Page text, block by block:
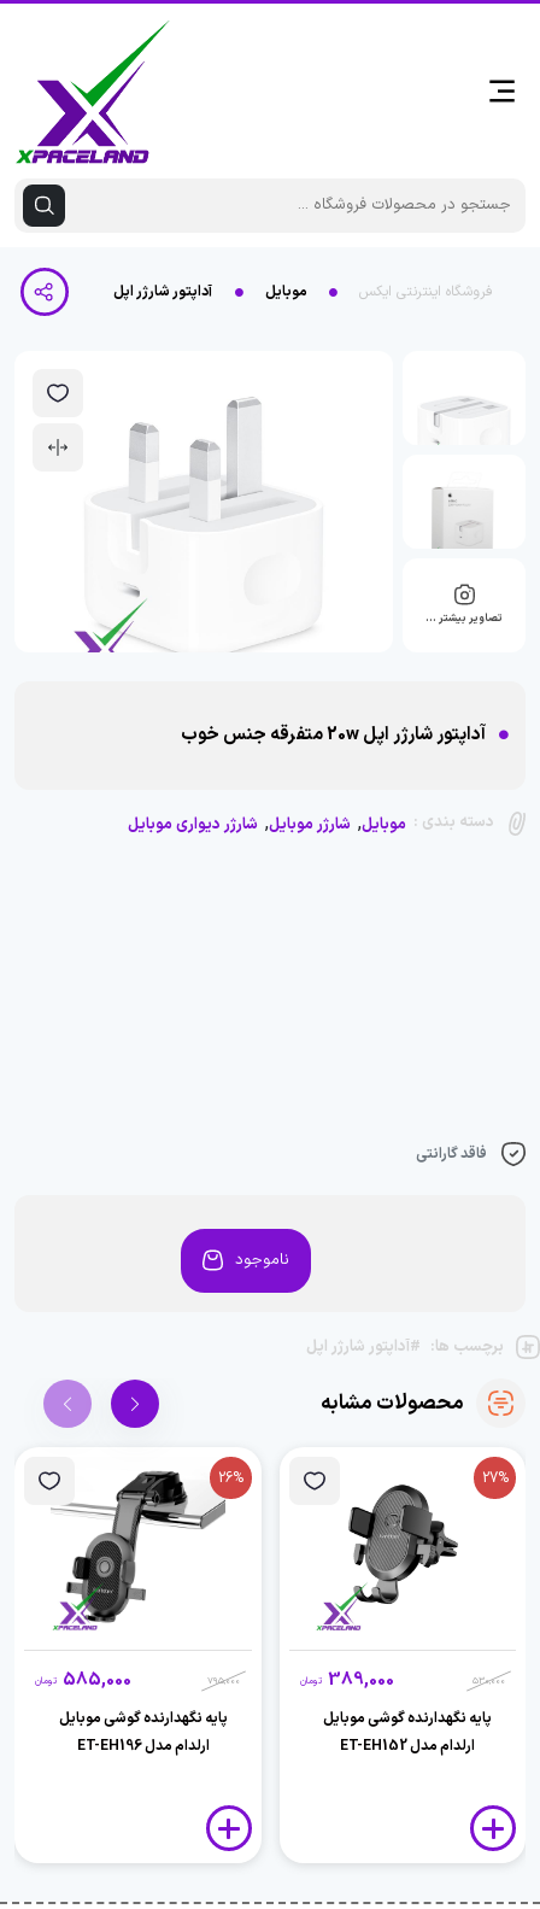
فروشگاه اینترنتی ایکس موبایل آداپتور شارژر اپل 20w متفرقه جنس خوب
تصاویر بیشتر …
آداپتور شارژر اپل 20w متفرقه جنس خوب
دسته بندی : موبایل, شارژر موبایل, شارژر دیواری موبایل
فاقد گارانتی
ناموجود
برچسب ها: #آداپتور شارژر اپل
محصولات مشابه
27%
530,000
389,000 تومان
پایه نگهدارنده گوشی موبایل
ارلدام مدل ET-EH152
26%
795,000
585,000 تومان
پایه نگهدارنده گوشی موبایل
ارلدام مدل ET-EH196